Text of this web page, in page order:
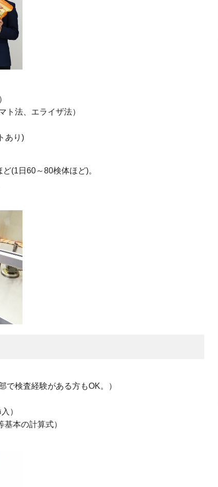
ト法、エライザ法）
あり)
(1日60～80検体ほど)。
で検査経験がある方もOK。）
）
本の計算式）